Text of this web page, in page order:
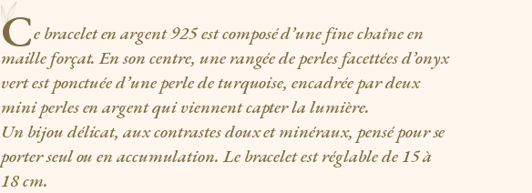
Ce bracelet en argent 925 est composé d’une fine chaîne en
maille forçat. En son centre, une rangée de perles facettées d’onyx
vert est ponctuée d’une perle de turquoise, encadrée par deux
mini perles en argent qui viennent capter la lumière.
Un bijou délicat, aux contrastes doux et minéraux, pensé pour se
porter seul ou en accumulation. Le bracelet est réglable de 15 à
18 cm.